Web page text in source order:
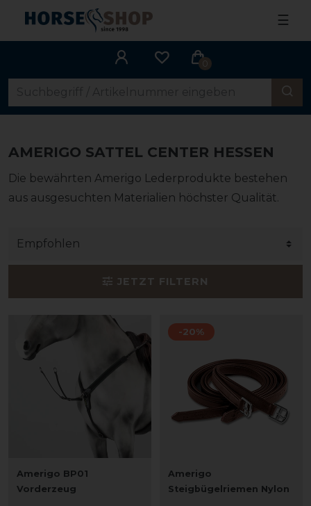
☰
0
AMERIGO SATTEL CENTER HESSEN
Die bewährten Amerigo Lederprodukte bestehen
aus ausgesuchten Materialien höchster Qualität.
JETZT FILTERN
Amerigo BP01
Vorderzeug
-20%
Amerigo
Steigbügelriemen Nylon